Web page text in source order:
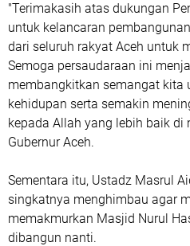
"Terimakasih atas dukungan
untuk kelancaran
dari seluruh rakyat Aceh untuk
Semoga persaudaraan ini
membangkitkan semangat kita
kehidupan serta semakin
kepada Allah yang lebih baik di
Gubernur Aceh.
Sementara itu, Ustadz Masrul
singkatnya menghimbau agar
memakmurkan Masjid Nurul
dibangun nanti.